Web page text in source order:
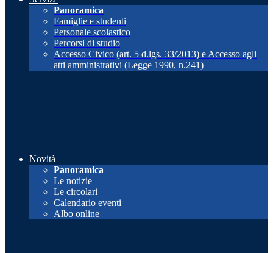
Panoramica
Famiglie e studenti
Personale scolastico
Percorsi di studio
Accesso Civico (art. 5 d.lgs. 33/2013) e Accesso agli
atti amministrativi (Legge 1990, n.241)
Novità
Panoramica
Le notizie
Le circolari
Calendario eventi
Albo online